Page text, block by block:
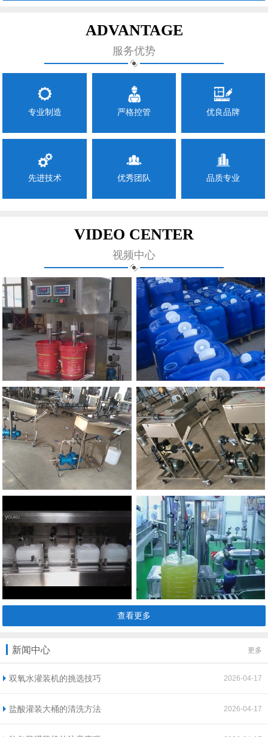
ADVANTAGE
服务优势
专业制造 严格控管 优良品牌
先进技术 优秀团队 品质专业
VIDEO CENTER
视频中心
查看更多
新闻中心 更多
双氧水灌装机的挑选技巧 2026-04-17
盐酸灌装大桶的清洗方法 2026-04-17